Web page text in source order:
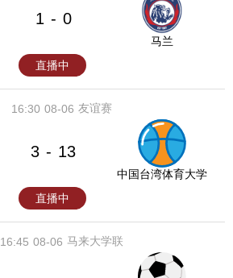
1 - 0
马兰
直播中
08-06
16:30 友谊赛
3 - 13
中国台湾体育大学
直播中
08-06
16:45 马来大学联